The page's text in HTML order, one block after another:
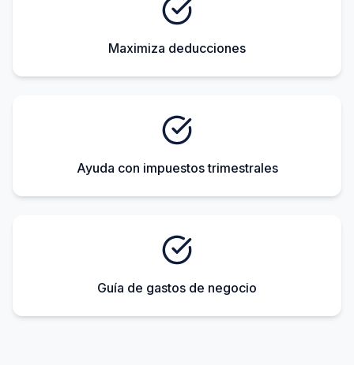
Maximiza deducciones
Ayuda con impuestos trimestrales
Guía de gastos de negocio